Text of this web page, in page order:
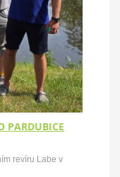
PARDUBICE
revíru Labe v